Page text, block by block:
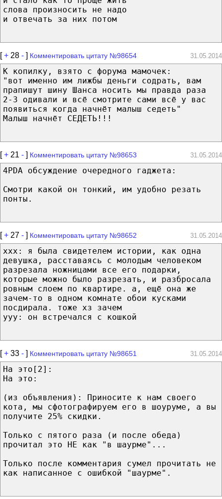
слова произносить не надо
и отвечать за них потом
[+ 28 - ] Комментировать цитату №98654 31.05.2014
К копилку, взято с форума мамочек:
"вот именно им лижбы деньги содрать, вам
прапишут шину Шанса носить мы правда раза
2-3 одивали и всё смотрите сами всё у вас
появиться когда начнёт малыш седеть"
Малыш начнёт СЕДЕТЬ!!!
[+ 21 - ] Комментировать цитату №98653 31.05.2014
4PDA обсуждение очередного гаджета:
Смотри какой он тонкий, им удобно резать
понты.
[+ 27 - ] Комментировать цитату №98652 31.05.2014
xxx: я была свидетелем истории, как одна
девушка, расставаясь с молодым человеком
разрезала ножницами все его подарки,
которые можно было разрезать, и разбросала
ровным слоем по квартире. а, ещё она же
зачем-то в одном комнате обои кусками
посдирала. тоже хз зачем
yyy: он встречался с кошкой
[+ 33 - ] Комментировать цитату №98651 31.05.2014
На это[2]:
На это:
(из объявления): Приносите к нам своего
кота, мы сфотографируем его в шоуруме, а вы
получите 25% скидки.
Только с пятого раза (и после обеда)
прочитал это НЕ как "в шаурме"...
Только после комментария сумел прочитать не
как написанное с ошибкой "шаурме".